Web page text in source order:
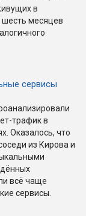
в
шесть месяцев
сервисы
трафик в
Оказалось, что
из Кирова и
всё чаще
сервисы.